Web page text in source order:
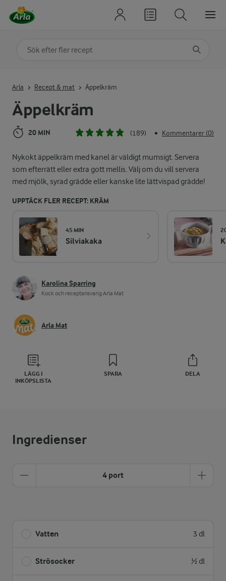
Äppelkräm
20 MIN (189) • Kommentarer (0)
Nykokt äppelkräm med kanel är väldigt mumsigt. Servera
som efterrätt eller extra gott mellis. Välj om du vill servera
med mjölk, syrad grädde eller kanske lite lättvispad grädde!
UPPTÄCK FLER RECEPT: KRÄM
45 MIN
Silviakaka
Karolina Sparring
Kock och receptansvarig Arla Mat
Arla Mat
LÄGG I
INKÖPSLISTA
SPARA DELA
Arla Recept & mat Äppelkräm
Ingredienser
4 port
Vatten 3 dl
Strösocker ½ dl
Sök på kategori eller ingrediens